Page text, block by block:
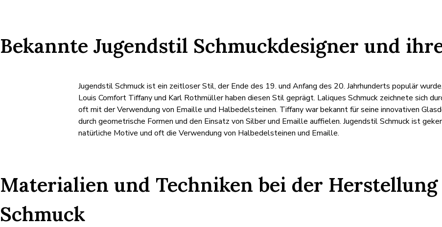
Bekannte Jugendstil Schmuckdesigner und
Jugendstil Schmuck ist ein zeitloser Stil, der Ende des 19. und Anfang des 20. Jahrhunderts populär
Louis Comfort Tiffany und Karl Rothmüller haben diesen Stil geprägt. Laliques Schmuck zeichnete sich
oft mit der Verwendung von Emaille und Halbedelsteinen. Tiffany war bekannt für seine innovativen
durch geometrische Formen und den Einsatz von Silber und Emaille auffielen. Jugendstil Schmuck ist
natürliche Motive und oft die Verwendung von Halbedelsteinen und Emaille.
Materialien und Techniken bei der
Schmuck